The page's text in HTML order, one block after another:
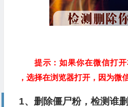
提示：如果你在微信打
，选择在浏览器打开，因为微
1、删除僵尸粉，检测谁